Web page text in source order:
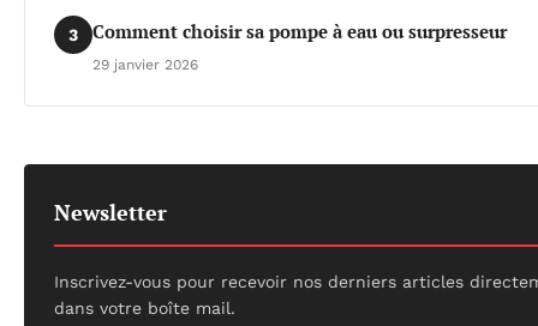
3 Comment choisir sa pompe à eau ou surpresseur
29 janvier 2026
Newsletter
Inscrivez-vous pour recevoir nos derniers articles
dans votre boîte mail.